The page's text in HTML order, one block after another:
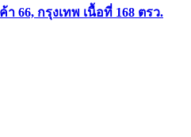
66, กรุงเทพ เนื้อที่ 168 ตรว.